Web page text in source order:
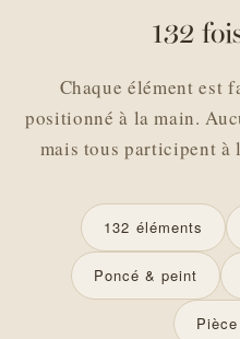
132
Chaque élément est
positionné à la main.
mais tous participent à
132 éléments
Poncé & peint